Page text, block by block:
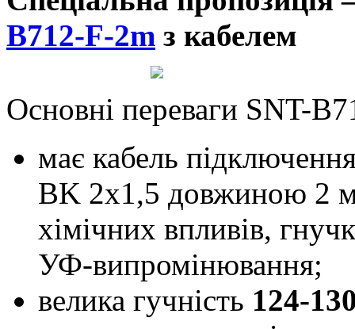
B712-F-2m з кабелем
Основні переваги SNT-
має кабель
BK 2x1,5 довжиною 2
хімічних впливів,
УФ-випромінювання;
велика гучність 124-